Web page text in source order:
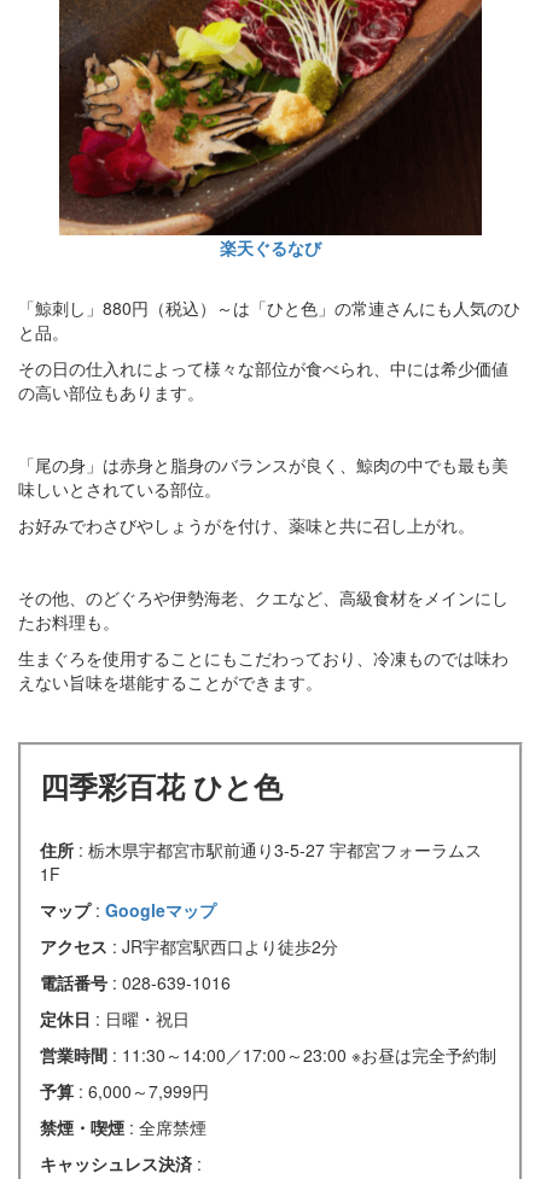
楽天ぐるなび
「鯨刺し」880円（税込）～は「ひと色」の常連さんにも人気のひ
と品。
その日の仕入れによって様々な部位が食べられ、中には希少価値
の高い部位もあります。
「尾の身」は赤身と脂身のバランスが良く、鯨肉の中でも最も美
味しいとされている部位。
お好みでわさびやしょうがを付け、薬味と共に召し上がれ。
その他、のどぐろや伊勢海老、クエなど、高級食材をメインにし
たお料理も。
生まぐろを使用することにもこだわっており、冷凍ものでは味わ
えない旨味を堪能することができます。
四季彩百花 ひと色
住所 : 栃木県宇都宮市駅前通り3-5-27 宇都宮フォーラムス
1F
マップ : Googleマップ
アクセス : JR宇都宮駅西口より徒歩2分
電話番号 : 028-639-1016
定休日 : 日曜・祝日
営業時間 : 11:30～14:00／17:00～23:00 ※お昼は完全予約制
予算 : 6,000～7,999円
禁煙・喫煙 : 全席禁煙
キャッシュレス決済 :